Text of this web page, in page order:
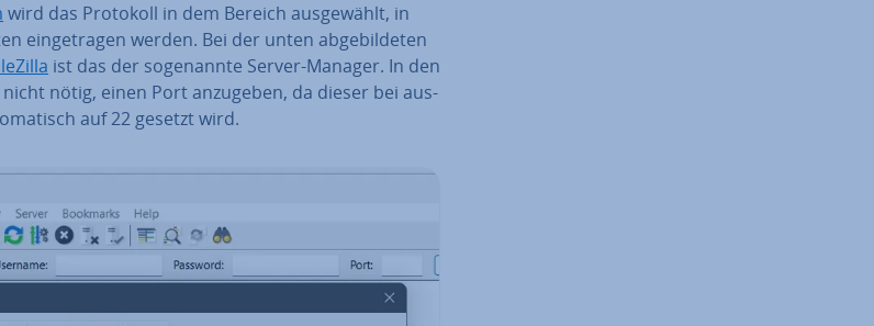
wird das Protokoll in dem Bereich aus­ge­wählt, in
ein­ge­tra­gen werden. Bei der unten ab­ge­bil­de­ten
ist das der so­ge­nann­te Server-Manager. In den
nicht nötig, einen Port anzugeben, da dieser bei aus­
auf 22 gesetzt wird.